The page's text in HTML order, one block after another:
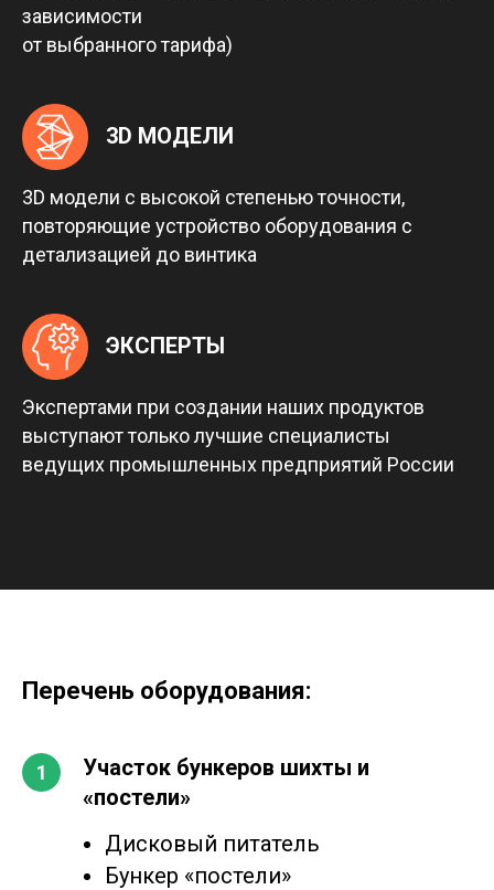
зависимости
от выбранного тарифа)
3D МОДЕЛИ
3D модели с высокой степенью точности,
повторяющие устройство оборудования с
детализацией до винтика
ЭКСПЕРТЫ
Экспертами при создании наших продуктов
выступают только лучшие специалисты
ведущих промышленных предприятий России
Перечень оборудования:
Участок бункеров шихты и
«постели»
Дисковый питатель
Бункер «постели»